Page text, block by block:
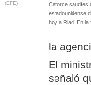
(EFE)
Catorce saudíes
estadounidense
hoy a Riad. En la
la
El
señaló